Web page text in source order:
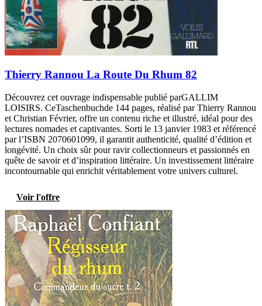
Thierry Rannou La Route Du Rhum 82
Découvrez cet ouvrage indispensable publié parGALLIM
LOISIRS. CeTaschenbuchde 144 pages, réalisé par Thierry Rannou
et Christian Février, offre un contenu riche et illustré, idéal pour des
lectures nomades et captivantes. Sorti le 13 janvier 1983 et référencé
par l’ISBN 2070601099, il garantit authenticité, qualité d’édition et
longévité. Un choix sûr pour ravir collectionneurs et passionnés en
quête de savoir et d’inspiration littéraire. Un investissement littéraire
incontournable qui enrichit véritablement votre univers culturel.
Voir l'offre